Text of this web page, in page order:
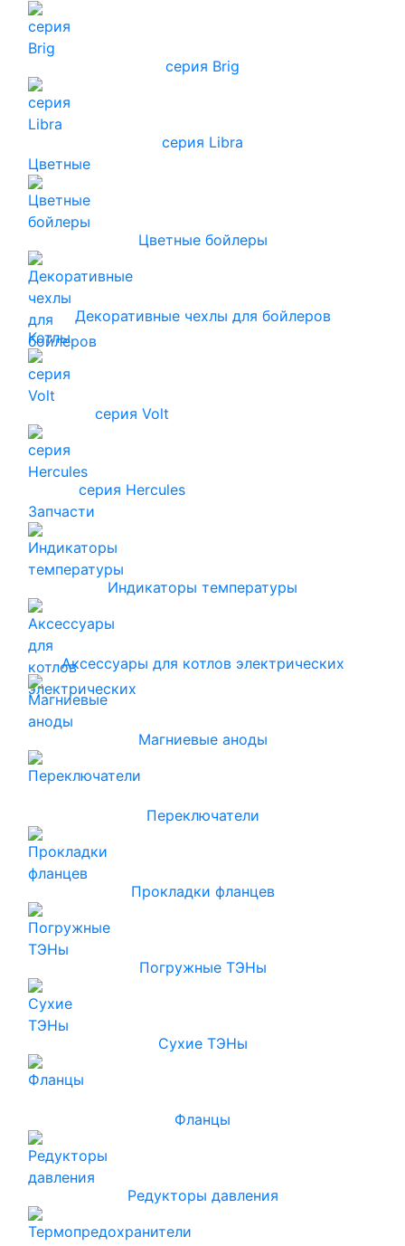
серия Brig
серия Libra
Цветные
Цветные бойлеры
Декоративные чехлы для бойлеров
Котлы
серия Volt
серия Hercules
Запчасти
Индикаторы температуры
Аксессуары для котлов электрических
Магниевые аноды
Переключатели
Прокладки фланцев
Погружные ТЭНы
Сухие ТЭНы
Фланцы
Редукторы давления